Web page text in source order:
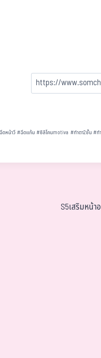
ฉีดหน้าวี#ฉีดแก้ม #ซิลิโคนmotiva #ทำตา2ชั้น #ท
S5เสริมหน้า